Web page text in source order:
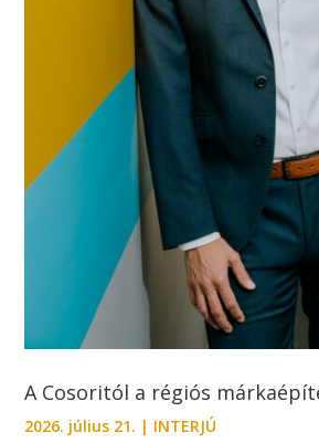
A Cosoritól a régiós
2026. július 21. | INTERJÚ